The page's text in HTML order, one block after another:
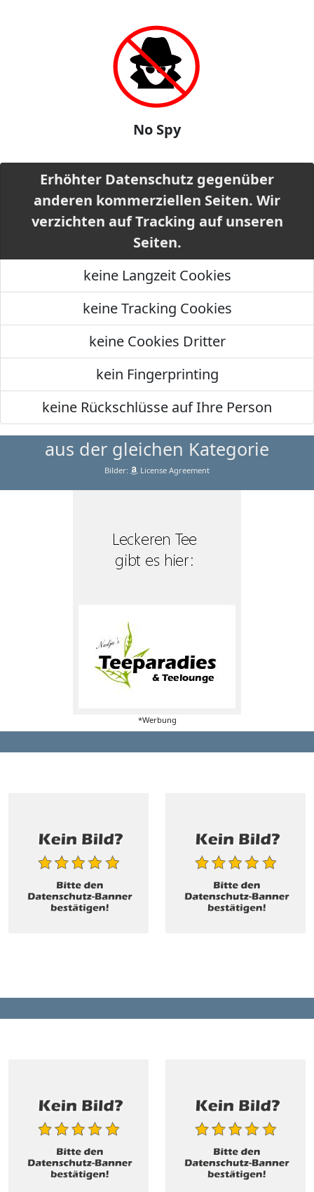
No Spy
Erhöhter Datenschutz gegenüber
anderen kommerziellen Seiten. Wir
verzichten auf Tracking auf unseren
Seiten.
keine Langzeit Cookies
keine Tracking Cookies
keine Cookies Dritter
kein Fingerprinting
keine Rückschlüsse auf Ihre Person
aus der gleichen Kategorie
Bilder: License Agreement
*Werbung